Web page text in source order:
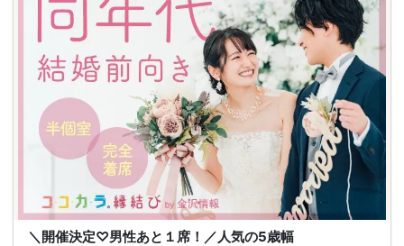
＼開催決定♡男性あと１席！／人気の5歳幅